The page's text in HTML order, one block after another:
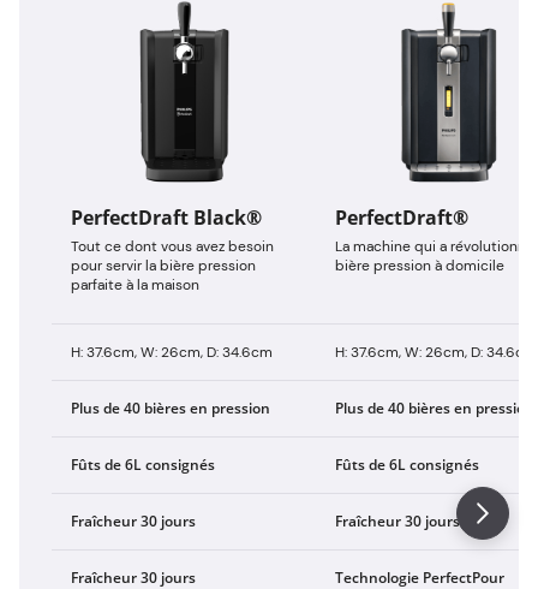
PerfectDraft Black®
Tout ce dont vous avez besoin
pour servir la bière pression
parfaite à la maison
PerfectDraft®
La machine qui a révolutionné
bière pression à domicile
H: 37.6cm, W: 26cm, D: 34.6cm H: 37.6cm, W: 26cm, D: 34.6cm
Plus de 40 bières en pression Plus de 40 bières en pression
Fûts de 6L consignés Fûts de 6L consignés
Fraîcheur 30 jours Fraîcheur 30 jours
Fraîcheur 30 jours Technologie PerfectPour